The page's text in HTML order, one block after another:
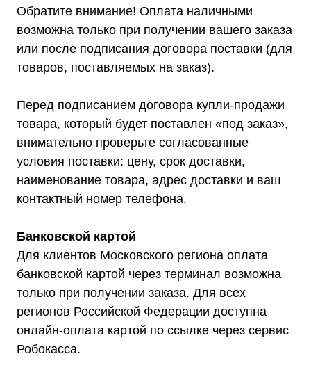
Обратите внимание! Оплата наличными
возможна только при получении вашего заказа
или после подписания договора поставки (для
товаров, поставляемых на заказ).
Перед подписанием договора купли-продажи
товара, который будет поставлен «под заказ»,
внимательно проверьте согласованные
условия поставки: цену, срок доставки,
наименование товара, адрес доставки и ваш
контактный номер телефона.
Банковской картой
Для клиентов Московского региона оплата
банковской картой через терминал возможна
только при получении заказа. Для всех
регионов Российской Федерации доступна
онлайн-оплата картой по ссылке через сервис
Робокасса.
официальным
дилером ГК «Штиль"
Оставьте заявку на подбор
стабилизатора или ИБП и наши
менеджеры помогут вам подобрать
подходящий вариант